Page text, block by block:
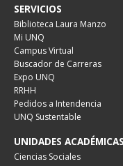
SERVICIOS
Biblioteca Laura Manzo
Mi UNQ
Campus Virtual
Buscador de Carreras
Expo UNQ
RRHH
Pedidos a Intendencia
UNQ Sustentable
UNIDADES ACADÉMICAS
Ciencias Sociales